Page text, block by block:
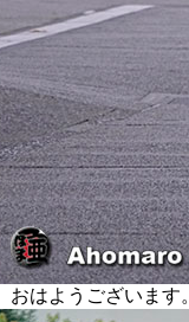
おはようございます